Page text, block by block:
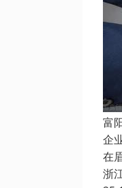
富
企
在
浙